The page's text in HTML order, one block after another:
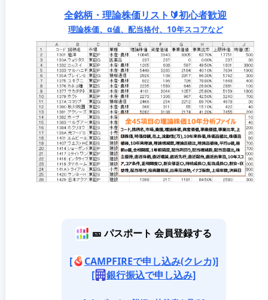
全銘柄・理論株価リスト🔰初心者歓迎
理論株価、α値、配当格付、10年スコアなど
🎫 パスポート 会員登録する
[
CAMPFIREで申し込み(クレカ)]
[
銀行振込で申し込み]